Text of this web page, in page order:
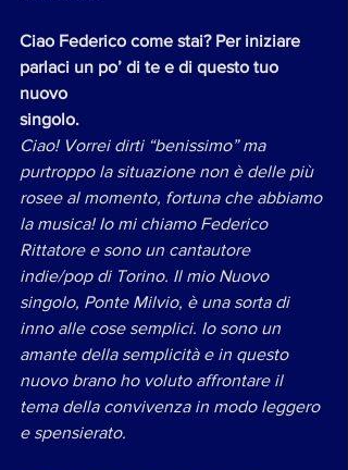
Ciao Federico come stai? Per iniziare
parlaci un po’ di te e di questo tuo
nuovo
singolo.
Ciao! Vorrei dirti “benissimo” ma
purtroppo la situazione non è delle più
rosee al momento, fortuna che abbiamo
la musica! Io mi chiamo Federico
Rittatore e sono un cantautore
indie/pop di Torino. Il mio Nuovo
singolo, Ponte Milvio, è una sorta di
inno alle cose semplici. Io sono un
amante della semplicità e in questo
nuovo brano ho voluto affrontare il
tema della convivenza in modo leggero
e spensierato.